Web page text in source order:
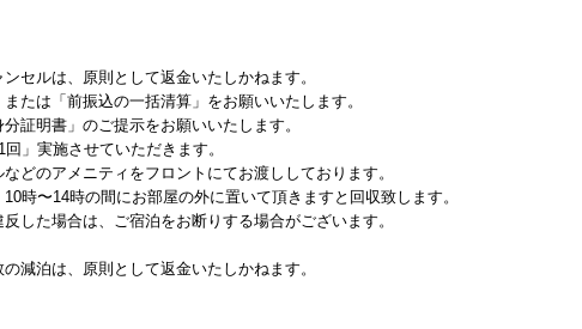
セルは、原則として返金いたしかねます。
たは「前振込の一括清算」をお願いいたします。
証明書」のご提示をお願いいたします。
」実施させていただきます。
のアメニティをフロントにてお渡ししております。
〜14時の間にお部屋の外に置いて頂きますと回収致します。
した場合は、ご宿泊をお断りする場合がございます。
泊は、原則として返金いたしかねます。